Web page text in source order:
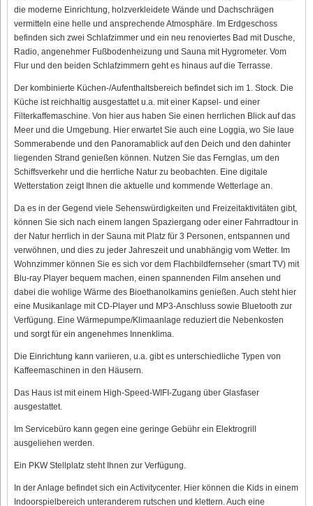
die moderne Einrichtung, holzverkleidete Wände und Dachschrägen
vermitteln eine helle und ansprechende Atmosphäre. Im Erdgeschoss
befinden sich zwei Schlafzimmer und ein neu renoviertes Bad mit Dusche,
Radio, angenehmer Fußbodenheizung und Sauna mit Hygrometer. Vom
Flur und den beiden Schlafzimmern geht es hinaus auf die Terrasse.
Der kombinierte Küchen-/Aufenthaltsbereich befindet sich im 1. Stock. Die
Küche ist reichhaltig ausgestattet u.a. mit einer Kapsel- und einer
Filterkaffemaschine. Von hier aus haben Sie einen herrlichen Blick auf das
Meer und die Umgebung. Hier erwartet Sie auch eine Loggia, wo Sie laue
Sommerabende und den Panoramablick auf den Deich und den dahinter
liegenden Strand genießen können. Nutzen Sie das Fernglas, um den
Schiffsverkehr und die herrliche Natur zu beobachten. Eine digitale
Wetterstation zeigt Ihnen die aktuelle und kommende Wetterlage an.
Da es in der Gegend viele Sehenswürdigkeiten und Freizeitaktivitäten gibt,
können Sie sich nach einem langen Spaziergang oder einer Fahrradtour in
der Natur herrlich in der Sauna mit Platz für 3 Personen, entspannen und
verwöhnen, und dies zu jeder Jahreszeit und unabhängig vom Wetter. Im
Wohnzimmer können Sie es sich vor dem Flachbildfernseher (smart TV) mit
Blu-ray Player bequem machen, einen spannenden Film ansehen und
dabei die wohlige Wärme des Bioethanolkamins genießen. Auch steht hier
eine Musikanlage mit CD-Player und MP3-Anschluss sowie Bluetooth zur
Verfügung. Eine Wärmepumpe/Klimaanlage reduziert die Nebenkosten
und sorgt für ein angenehmes Innenklima.
Die Einrichtung kann variieren, u.a. gibt es unterschiedliche Typen von
Kaffeemaschinen in den Häusern.
Das Haus ist mit einem High-Speed-WIFI-Zugang über Glasfaser
ausgestattet.
Im Servicebüro kann gegen eine geringe Gebühr ein Elektrogrill
ausgeliehen werden.
Ein PKW Stellplatz steht Ihnen zur Verfügung.
In der Anlage befindet sich ein Activitycenter. Hier können die Kids in einem
Indoorspielbereich unteranderem rutschen und klettern. Auch eine